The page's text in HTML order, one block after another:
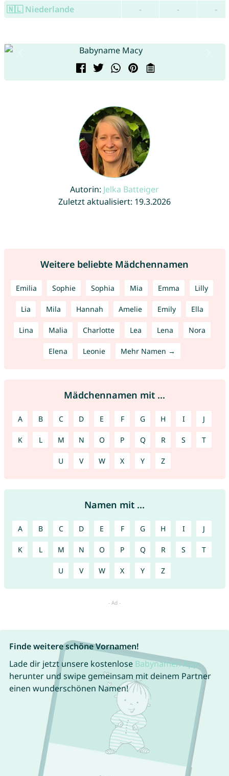
🇳🇱 Niederlande - - -
Autorin: Jelka Batteiger
Zuletzt aktualisiert: 19.3.2026
Weitere beliebte Mädchennamen
Emilia Sophie Sophia Mia Emma Lilly
Lia Mila Hannah Amelie Emily Ella
Lina Malia Charlotte Lea Lena Nora
Elena Leonie Mehr Namen →
Mädchennamen mit ...
A B C D E F G H I J
K L M N O P Q R S T
U V W X Y Z
Namen mit ...
A B C D E F G H I J
K L M N O P Q R S T
U V W X Y Z
Finde weitere schöne Vornamen!
Lade dir jetzt unsere kostenlose Babynamen App
herunter und swipe gemeinsam mit deinem Partner
einen wunderschönen Namen!